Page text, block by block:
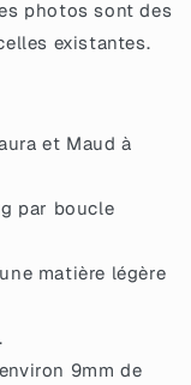
photos sont des
existantes.
et Maud à
par boucle
matière légère
9mm de